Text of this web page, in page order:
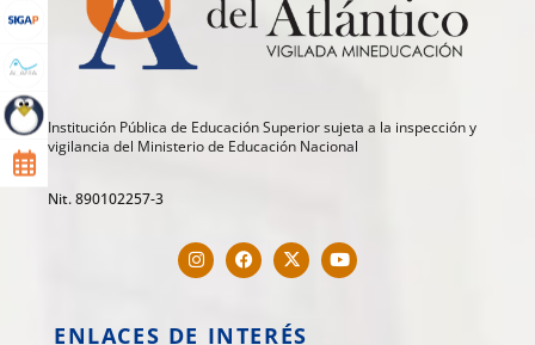
Institución Pública de Educación Superior sujeta a la inspección y
vigilancia del Ministerio de Educación Nacional
Nit. 890102257-3
ENLACES DE INTERÉS